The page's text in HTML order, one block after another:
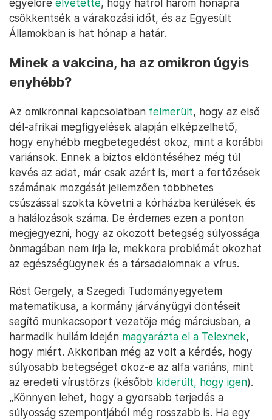
egyelőre elvetette, hogy hatról három hónapra
csökkentsék a várakozási időt, és az Egyesült
Államokban is hat hónap a határ.
Minek a vakcina, ha az omikron úgyis
enyhébb?
Az omikronnal kapcsolatban felmerült, hogy az első
dél-afrikai megfigyelések alapján elképzelhető,
hogy enyhébb megbetegedést okoz, mint a korábbi
variánsok. Ennek a biztos eldöntéséhez még túl
kevés az adat, már csak azért is, mert a fertőzések
számának mozgását jellemzően többhetes
csúszással szokta követni a kórházba kerülések és
a halálozások száma. De érdemes ezen a ponton
megjegyezni, hogy az okozott betegség súlyossága
önmagában nem írja le, mekkora problémát okozhat
az egészségügynek és a társadalomnak a vírus.
Röst Gergely, a Szegedi Tudományegyetem
matematikusa, a kormány járványügyi döntéseit
segítő munkacsoport vezetője még márciusban, a
harmadik hullám idején magyarázta el a Telexnek,
hogy miért. Akkoriban még az volt a kérdés, hogy
súlyosabb betegséget okoz-e az alfa variáns, mint
az eredeti vírustörzs (később kiderült, hogy igen).
„Könnyen lehet, hogy a gyorsabb terjedés a
súlyosság szempontjából még rosszabb is. Ha egy